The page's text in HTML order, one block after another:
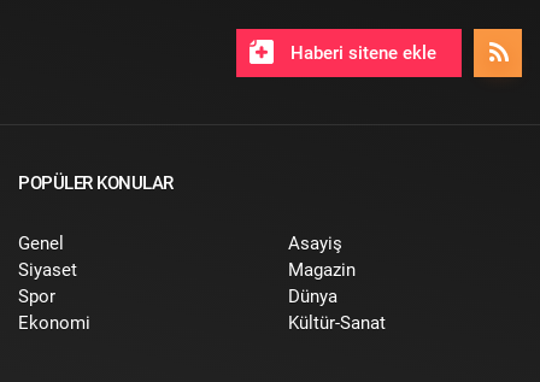
Haberi sitene ekle
POPÜLER KONULAR
Genel
Siyaset
Spor
Ekonomi
Asayiş
Magazin
Dünya
Kültür-Sanat